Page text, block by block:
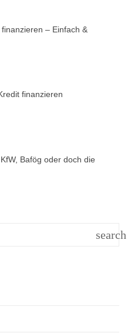
– Einfach &
finanzieren
Bafög oder doch die
search